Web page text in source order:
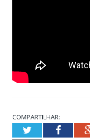
COMPARTILHAR:
Twitter